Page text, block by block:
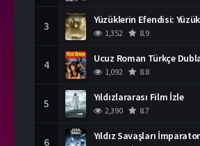
3
1,352 8.9
4 Ucuz Roman Türkçe
1,092 8.8
5 Yıldızlararası Film İzle
2,390 8.7
6